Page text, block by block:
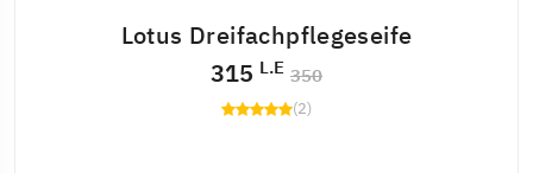
Lotus Dreifachpflegeseife
315 L.E 350
(2)